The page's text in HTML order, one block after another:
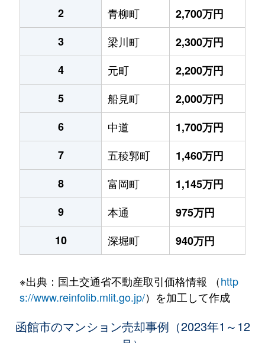
2
青柳町
2,700万円
3
梁川町
2,300万円
4
元町
2,200万円
5
船見町
2,000万円
6
中道
1,700万円
7
五稜郭町
1,460万円
8
富岡町
1,145万円
9
本通
975万円
10
深堀町 940万円
※出典：国土交通省不動産取引価格情報 （http
s://www.reinfolib.mlit.go.jp/）を加工して作成
函館市のマンション売却事例（2023年1～12